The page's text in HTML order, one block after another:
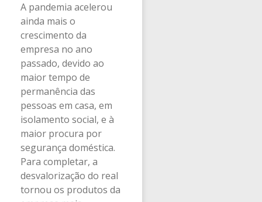
A pandemia acelerou
ainda mais o
crescimento da
empresa no ano
passado, devido ao
maior tempo de
permanência das
pessoas em casa, em
isolamento social, e à
maior procura por
segurança doméstica.
Para completar, a
desvalorização do real
tornou os produtos da